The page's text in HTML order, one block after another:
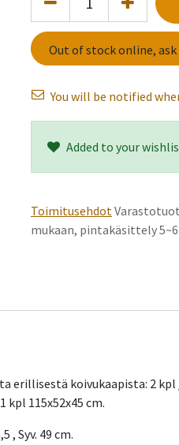
Out of stock online,
You will be notified
Added to your
Toimitusehdot
mukaan, pintakäsittely
erillisestä koivukaapista: 2
kpl 115x52x45 cm.
, Syv. 49 cm.